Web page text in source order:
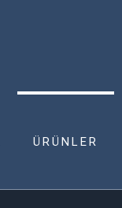
ÜRÜNLER